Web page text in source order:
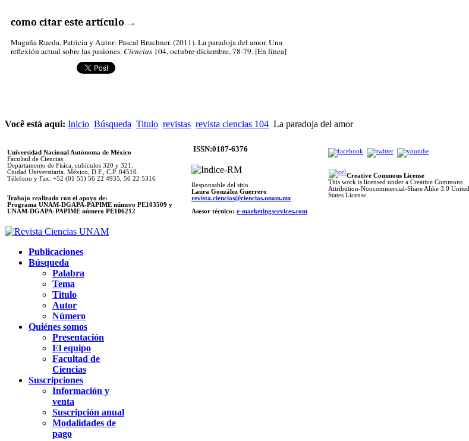
como citar este artículo →
Magaña Rueda, Patriciay Autor: Pascal Bruchner. (2011). La paradoja del amor. Una
reflexión actual sobre las pasiones. Ciencias 104, octubre-diciembre, 78-79. [En línea]
Você está aqui: Inicio Búsqueda Titulo revistas revista ciencias 104 La paradoja del amor
Universidad Nacional Autónoma de México
Facultad de Ciencias
Departamento de Física, cubículos 320 y 321.
Ciudad Universitaria. México, D.F., C.P. 04510.
Télefono y Fax: +52 (01 55) 56 22 4935, 56 22 5316
Trabajo realizado con el apoyo de:
Programa UNAM-DGAPA-PAPIME número PE103509 y
UNAM-DGAPA-PAPIME número PE106212
ISSN:0187-6376
Responsable del sitio
Laura González Guerrero
revista.ciencias@ciencias.unam.mx
Asesor técnico: e-marketingservices.com
Creative Commons License
This work is licensed under a Creative Commons
Attribution-Noncommercial-Share Alike 3.0 United
States License
Publicaciones
Búsqueda
Palabra
Tema
Titulo
Autor
Número
Quiénes somos
Presentación
El equipo
Facultad de
Ciencias
Suscripciones
Información y
venta
Suscripción anual
Modalidades de
pago